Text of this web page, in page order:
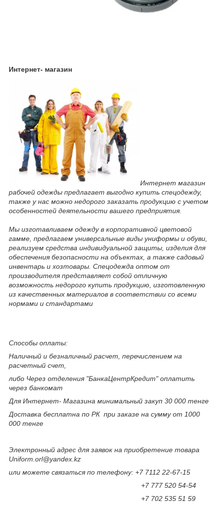
Интернет- магазин
Интернет магазин
рабочей одежды предлагает выгодно купить спецодежду,
также у нас можно недорого заказать продукцию с учетом
особенностей деятельности вашего предприятия.
Мы изготавливаем одежду в корпоративной цветовой
гамме, предлагаем универсальные виды униформы и обуви,
реализуем средства индивидуальной защиты, изделия для
обеспечения безопасности на объектах, а также садовый
инвентарь и хозтовары. Спецодежда оптом от
производителя представляет собой отличную
возможность недорого купить продукцию, изготовленную
из качественных материалов в соответствии со всеми
нормами и стандартами
Способы оплаты:
Наличный и безналичный расчет, перечислением на
расчетный счет,
либо Через отделения "БанкаЦентрКредит" оплатить
через банкомат
Для Интернет- Магазина минимальный закуп 30 000 тенге
Доставка бесплатна по РК при заказе на сумму от 1000
000 тенге
Электронный адрес для заявок на приобретение товара
Uniform.orl@yandex.kz
или можете связаться по телефону: +7 7112 22-67-15
+7 777 520 54-54
+7 702 535 51 59